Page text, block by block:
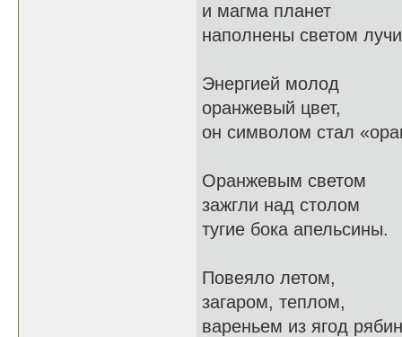
и магма планет
наполнены светом
Энергией молод
оранжевый цвет,
он символом стал
Оранжевым светом
зажгли над столом
тугие бока апельсины.
Повеяло летом,
загаром, теплом,
вареньем из ягод